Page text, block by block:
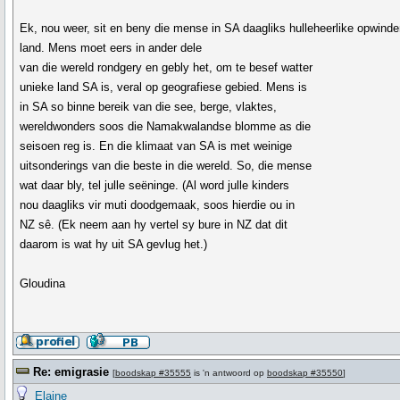
Ek, nou weer, sit en beny die mense in SA daagliks hulleheerlike
land. Mens moet eers in ander dele
van die wereld rondgery en gebly het, om te besef watter
unieke land SA is, veral op geografiese gebied. Mens is
in SA so binne bereik van die see, berge, vlaktes,
wereldwonders soos die Namakwalandse blomme as die
seisoen reg is. En die klimaat van SA is met weinige
uitsonderings van die beste in die wereld. So, die mense
wat daar bly, tel julle seëninge. (Al word julle kinders
nou daagliks vir muti doodgemaak, soos hierdie ou in
NZ sê. (Ek neem aan hy vertel sy bure in NZ dat dit
daarom is wat hy uit SA gevlug het.)
Gloudina
Re: emigrasie [boodskap #35555 is 'n antwoord op boodskap #35550]
Elaine